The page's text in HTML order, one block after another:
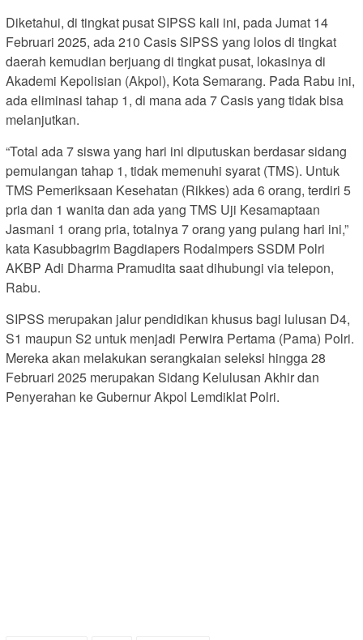
Diketahui, di tingkat pusat SIPSS kali ini, pada Jumat 14
Februari 2025, ada 210 Casis SIPSS yang lolos di tingkat
daerah kemudian berjuang di tingkat pusat, lokasinya di
Akademi Kepolisian (Akpol), Kota Semarang. Pada Rabu ini,
ada eliminasi tahap 1, di mana ada 7 Casis yang tidak bisa
melanjutkan.
“Total ada 7 siswa yang hari ini diputuskan berdasar sidang
pemulangan tahap 1, tidak memenuhi syarat (TMS). Untuk
TMS Pemeriksaan Kesehatan (Rikkes) ada 6 orang, terdiri 5
pria dan 1 wanita dan ada yang TMS Uji Kesamaptaan
Jasmani 1 orang pria, totalnya 7 orang yang pulang hari ini,”
kata Kasubbagrim Bagdiapers Rodalmpers SSDM Polri
AKBP Adi Dharma Pramudita saat dihubungi via telepon,
Rabu.
SIPSS merupakan jalur pendidikan khusus bagi lulusan D4,
S1 maupun S2 untuk menjadi Perwira Pertama (Pama) Polri.
Mereka akan melakukan serangkaian seleksi hingga 28
Februari 2025 merupakan Sidang Kelulusan Akhir dan
Penyerahan ke Gubernur Akpol Lemdiklat Polri.